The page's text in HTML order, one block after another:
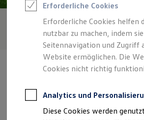
ONE Business ID Vorteile
Fahrzeugsuche & Marktplatz
Fahrzeugsuche
Fahrzeuge online kaufen
Digitaler Marktplatz
Kauf & Finanzierung
Online-Fahrzeugbewertung
Aktionen & Angebote
Für Gewerbekunden
Profi Paket
TopDeal
Verantwortlich für die Inhalte auf dieser Seite
Baumann GmbH (Impressum & Rechtliches)
Erforderliche Cookies
Erforderliche Cookies helfen
nutzbar zu machen, indem
Seitennavigation und Zugriff
Website ermöglichen. Die
Cookies nicht richtig
Analytics und
Diese Cookies werden